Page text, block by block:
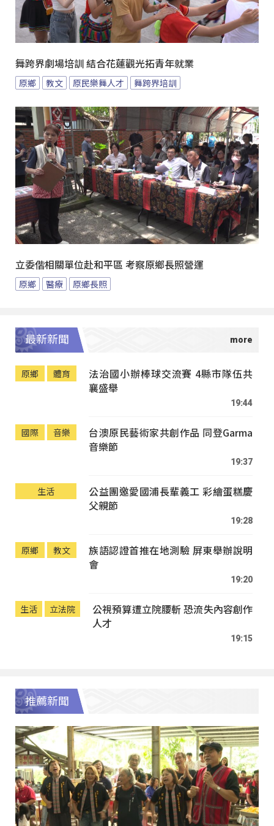
舞跨界劇場培訓 結合花蓮觀光拓青年就業
原鄉 教文 原民樂舞人才 舞跨界培訓
立委偕相關單位赴和平區 考察原鄉長照營運
原鄉 醫療 原鄉長照
最新新聞
原鄉 體育
法治國小辦棒球交流賽 4縣市隊伍共
襄盛舉
19:44
國際 音樂
台澳原民藝術家共創作品 同登Garma
音樂節
19:37
生活
公益團邀愛國浦長輩義工 彩繪蛋糕慶
父親節
19:28
原鄉 教文
族語認證首推在地測驗 屏東舉辦說明
會
19:20
生活 立法院
公視預算遭立院腰斬 恐流失內容創作
人才
19:15
推薦新聞